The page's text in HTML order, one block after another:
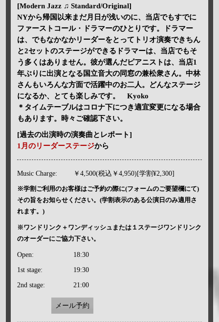
[Modern Jazz ♫ Standard/Original]
NYから帰国以来まだ月日が浅いのに、当店でもすでに
ファーストコール・ドラマーのひとりです。ドラマー
は、でもなかなかリーダーをとってトリオ演奏できちん
と2セットのステージができるドラマーは、当店でもそ
う多くはありません。彼が選んだピアニストは、当店1
年ぶりに出演となる国立音大の同窓の兼松衆さん。中林
さんもいろんな方面で活躍中のお二人。どんなステージ
になるか、とても楽しみです。 Kyoko
＊タイムテーブルはコロナ下につき適宜変更になる場合
もあります。時々ご確認下さい。
[過去の出演時の演奏曲とレポート]
1月のリーダーステージから
Music Charge: ￥4,500(税込￥4,950)[学割¥2,300]
※学割ご利用のお客様はご予約の際に(フォームのご要望欄にて)
その旨をお知らせください。(学割表示のある公演日のみ適用さ
れます。)
※ワンドリンク＋ワンディッシュまたは１ステージワンドリンク
のオーダーにご協力下さい。
Open: 18:30
1st stage: 19:30
2nd stage: 21:00
メール予約